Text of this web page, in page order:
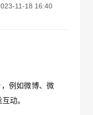
11-18 16:40
例如微博、微
动。